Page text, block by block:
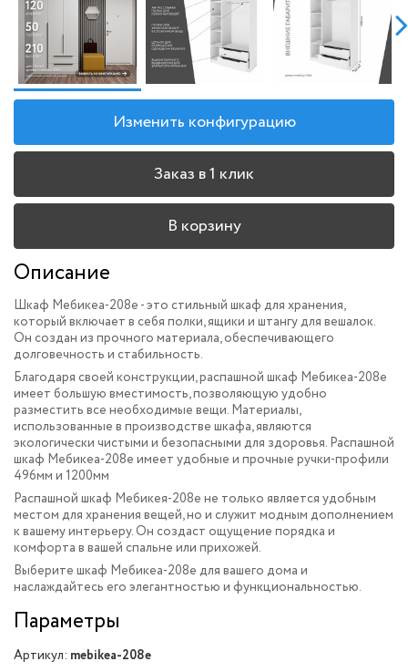
Изменить конфигурацию
Заказ в 1 клик
В корзину
Описание
Шкаф Мебикеа-208e - это стильный шкаф для хранения,
который включает в себя полки, ящики и штангу для вешалок.
Он создан из прочного материала, обеспечивающего
долговечность и стабильность.
Благодаря своей конструкции, распашной шкаф Мебикеа-208e
имеет большую вместимость, позволяющую удобно
разместить все необходимые вещи. Материалы,
использованные в производстве шкафа, являются
экологически чистыми и безопасными для здоровья. Распашной
шкаф Мебикеа-208e имеет удобные и прочные ручки-профили
496мм и 1200мм
Распашной шкаф Мебикея-208e не только является удобным
местом для хранения вещей, но и служит модным дополнением
к вашему интерьеру. Он создаст ощущение порядка и
комфорта в вашей спальне или прихожей.
Выберите шкаф Мебикеа-208e для вашего дома и
наслаждайтесь его элегантностью и функциональностью.
Параметры
Артикул: mebikea-208e